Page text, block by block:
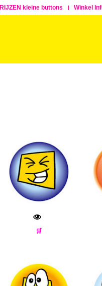
kleine buttons Winkel
🛒